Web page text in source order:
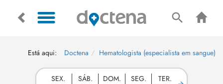
Está aqui: Doctena Hematologista (especialista em sangue)
SEX. SÁB. DOM. SEG. TER.